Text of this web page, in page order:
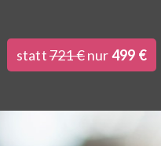
statt721 €nur499 €